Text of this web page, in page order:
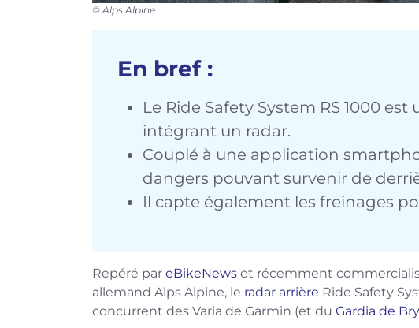
© Alps Alpine
En bref :
Le Ride Safety System RS 1000
intégrant un radar.
Couplé à une application
dangers pouvant survenir de
Il capte également les freinages
Repéré par eBikeNews et récemment
allemand Alps Alpine, le radar arrière Ride Safety
concurrent des Varia de Garmin (et du Gardia de